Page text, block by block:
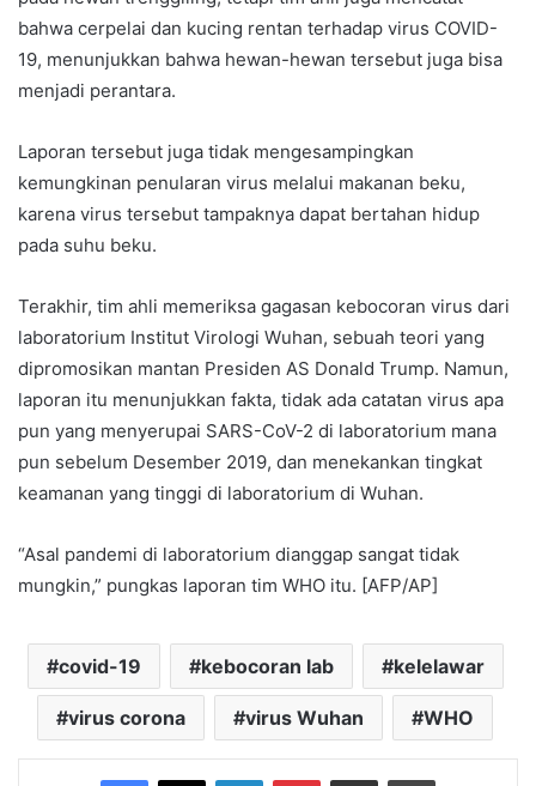
bahwa cerpelai dan kucing rentan terhadap virus COVID-
19, menunjukkan bahwa hewan-hewan tersebut juga bisa
menjadi perantara.
Laporan tersebut juga tidak mengesampingkan
kemungkinan penularan virus melalui makanan beku,
karena virus tersebut tampaknya dapat bertahan hidup
pada suhu beku.
Terakhir, tim ahli memeriksa gagasan kebocoran virus dari
laboratorium Institut Virologi Wuhan, sebuah teori yang
dipromosikan mantan Presiden AS Donald Trump. Namun,
laporan itu menunjukkan fakta, tidak ada catatan virus apa
pun yang menyerupai SARS-CoV-2 di laboratorium mana
pun sebelum Desember 2019, dan menekankan tingkat
keamanan yang tinggi di laboratorium di Wuhan.
“Asal pandemi di laboratorium dianggap sangat tidak
mungkin,” pungkas laporan tim WHO itu. [AFP/AP]
covid-19 kebocoran lab kelelawar
virus corona virus Wuhan WHO
Facebook
X LinkedInPinterestShare via Email Print